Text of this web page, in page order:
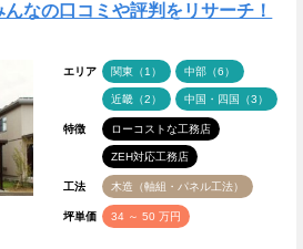
なの口コミや評判をリサーチ！
エリア 関東（1） 中部（6）
近畿（2） 中国・四国（3）
特徴 ローコストな工務店
ZEH対応工務店
工法 木造（軸組・パネル工法）
坪単価 34 ～ 50 万円